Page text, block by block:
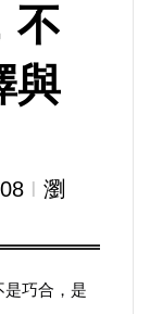
不
與
Ι 瀏
是巧合，是